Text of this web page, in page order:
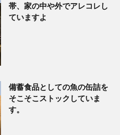
帯、家の中や外でアレコレし
ていますよ
備蓄食品としての魚の缶詰を
そこそこストックしていま
す。